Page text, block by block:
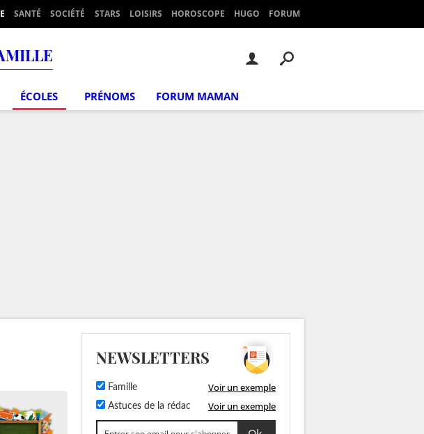
SANTÉ SOCIÉTÉ STARS LOISIRS HOROSCOPE HUGO FORUM
ÉCOLES PRÉNOMS FORUM MAMAN
NEWSLETTERS
Famille Voir un exemple
Astuces de la rédac Voir un exemple